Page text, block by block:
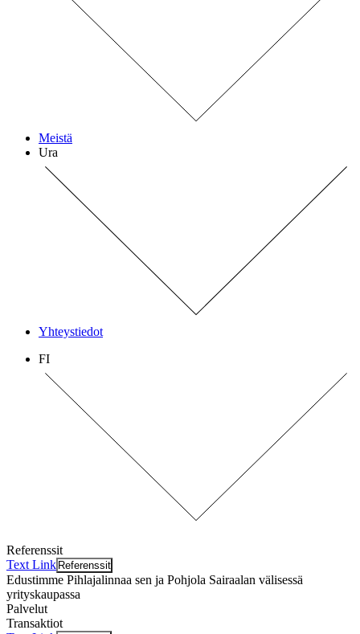
Meistä
Ura
Yhteystiedot
FI
Referenssit
Text Link Referenssit
Edustimme Pihlajalinnaa sen ja Pohjola Sairaalan välisessä
yrityskaupassa
Palvelut
Transaktiot